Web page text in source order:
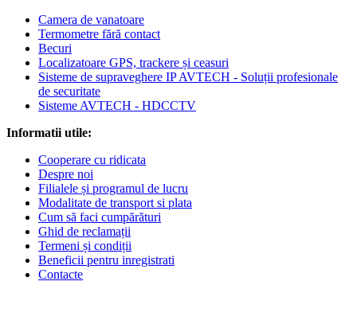
Camera de vanatoare
Termometre fără contact
Becuri
Localizatoare GPS, trackere și ceasuri
Sisteme de supraveghere IP AVTECH - Soluții profesionale
de securitate
Sisteme AVTECH - HDCCTV
Informatii utile:
Cooperare cu ridicata
Despre noi
Filialele și programul de lucru
Modalitate de transport si plata
Cum să faci cumpărături
Ghid de reclamații
Termeni și condiții
Beneficii pentru inregistrati
Contacte